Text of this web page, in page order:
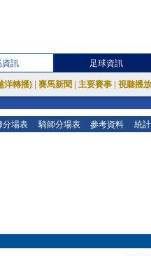
資訊 足球資訊
洋轉播) 賽馬新聞 主要賽事 視聽播
分場表 騎師分場表 參考資料 統